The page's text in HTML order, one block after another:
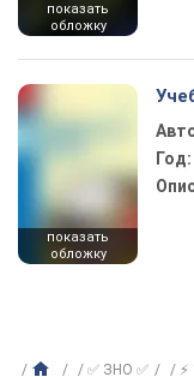
показать
обложку
показать
обложку
Год:
✅ ЗНО ✅